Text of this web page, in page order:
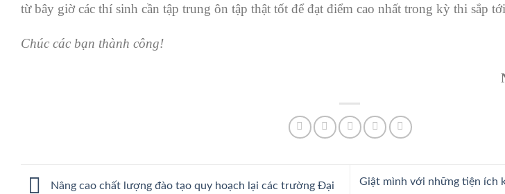
từ bây giờ các thí sinh cần tập trung ôn tập thật tốt để đạt điểm cao nhất trong kỳ thi sắp
Chúc các bạn thành công!
Nâng cao chất lượng đào tạo quy hoạch lại các trường Đại
Giật mình với những tiện ích